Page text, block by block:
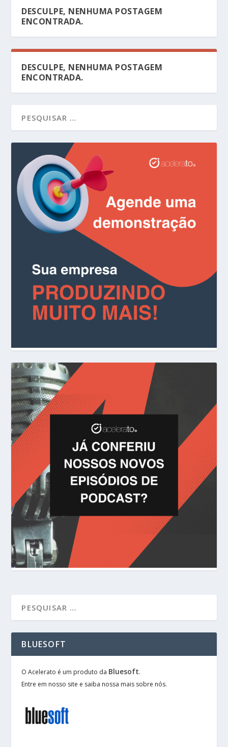
DESCULPE, NENHUMA POSTAGEM
ENCONTRADA.
DESCULPE, NENHUMA POSTAGEM
ENCONTRADA.
BLUESOFT
O Acelerato é um produto da Bluesoft.
Entre em nosso site e saiba nossa mais sobre nós.